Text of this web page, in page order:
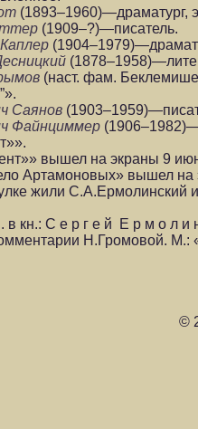
(1893–1960)—драматург,
(1909–?)—писатель.
(наст. фам.
Саянов
Файнциммер
вышел на экраны 9
Артамоновых» вышел на
жили С.А.Ермолинский и
в кн.: С е р г е й Е р м о л и
Н.Громовой. М.:
©